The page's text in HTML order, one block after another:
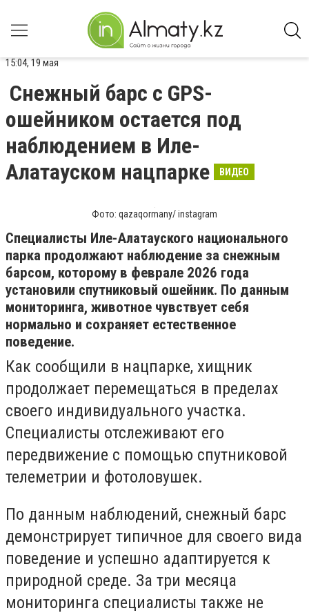
15:04, 19 мая
Снежный барс с GPS-
ошейником остается под
наблюдением в Иле-
Алатауском нацпарке
ВИДЕО
Фото: qazaqormany/ instagram
Специалисты Иле-Алатауского национального
парка продолжают наблюдение за снежным
барсом, которому в феврале 2026 года
установили спутниковый ошейник. По данным
мониторинга, животное чувствует себя
нормально и сохраняет естественное
поведение.
Как сообщили в нацпарке, хищник
продолжает перемещаться в пределах
своего индивидуального участка.
Специалисты отслеживают его
передвижение с помощью спутниковой
телеметрии и фотоловушек.
По данным наблюдений, снежный барс
демонстрирует типичное для своего вида
поведение и успешно адаптируется к
природной среде. За три месяца
мониторинга специалисты также не